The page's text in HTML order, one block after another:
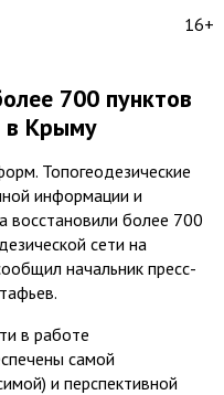
16+
700 пунктов
в Крыму
Топогеодезические
информации и
восстановили более 700
сети на
начальник пресс-
в работе
самой
и перспективной